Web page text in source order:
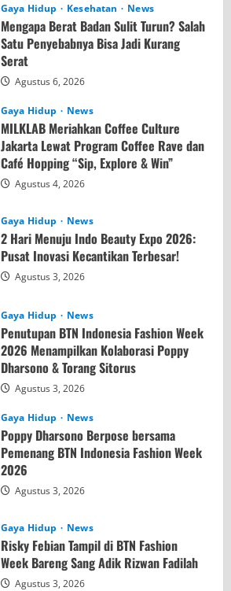
Gaya Hidup Kesehatan News
Mengapa Berat Badan Sulit Turun? Salah
Satu Penyebabnya Bisa Jadi Kurang
Serat
Agustus 6, 2026
Gaya Hidup News
MILKLAB Meriahkan Coffee Culture
Jakarta Lewat Program Coffee Rave dan
Café Hopping “Sip, Explore & Win”
Agustus 4, 2026
Gaya Hidup News
2 Hari Menuju Indo Beauty Expo 2026:
Pusat Inovasi Kecantikan Terbesar!
Agustus 3, 2026
Gaya Hidup News
Penutupan BTN Indonesia Fashion Week
2026 Menampilkan Kolaborasi Poppy
Dharsono & Torang Sitorus
Agustus 3, 2026
Gaya Hidup News
Poppy Dharsono Berpose bersama
Pemenang BTN Indonesia Fashion Week
2026
Agustus 3, 2026
Gaya Hidup News
Risky Febian Tampil di BTN Fashion
Week Bareng Sang Adik Rizwan Fadilah
Agustus 3, 2026